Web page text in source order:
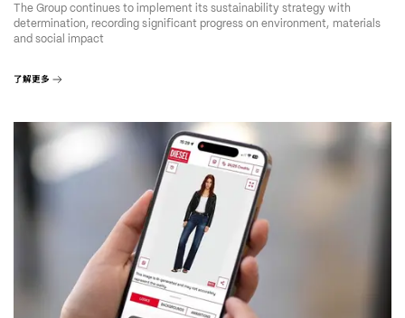
The Group continues to implement its sustainability strategy with
determination, recording significant progress on environment, materials
and social impact
了解更多